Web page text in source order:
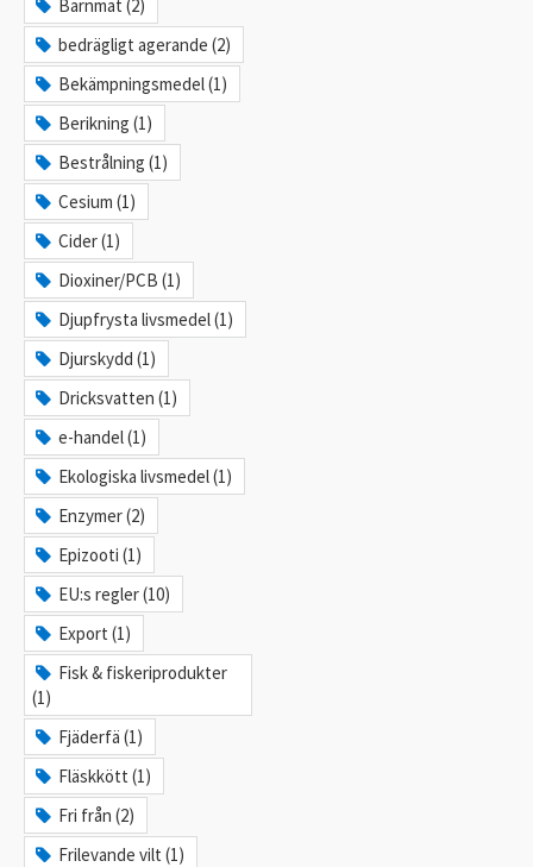
Barnmat (2)
bedrägligt agerande (2)
Bekämpningsmedel (1)
Berikning (1)
Bestrålning (1)
Cesium (1)
Cider (1)
Dioxiner/PCB (1)
Djupfrysta livsmedel (1)
Djurskydd (1)
Dricksvatten (1)
e-handel (1)
Ekologiska livsmedel (1)
Enzymer (2)
Epizooti (1)
EU:s regler (10)
Export (1)
Fisk & fiskeriprodukter
(1)
Fjäderfä (1)
Fläskkött (1)
Fri från (2)
Frilevande vilt (1)